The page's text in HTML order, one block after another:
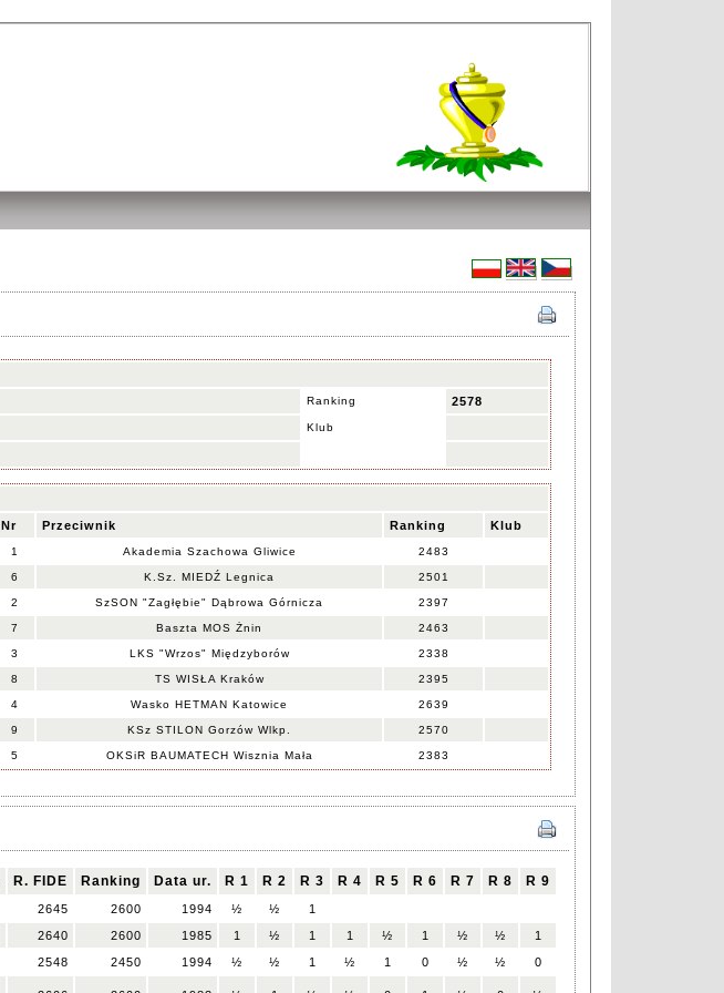
Ranking 2578
Klub
Nr Przeciwnik Ranking Klub
1 Akademia Szachowa Gliwice 2483
6 K.Sz. MIEDŹ Legnica 2501
2 SzSON "Zagłębie" Dąbrowa Górnicza 2397
7 Baszta MOS Żnin 2463
3 LKS "Wrzos" Międzyborów 2338
8 TS WISŁA Kraków 2395
4 Wasko HETMAN Katowice 2639
9 KSz STILON Gorzów Wlkp. 2570
5 OKSiR BAUMATECH Wisznia Mała 2383
R. FIDE Ranking Data ur. R 1 R 2 R 3 R 4 R 5 R 6 R 7 R 8 R 9
2645 2600 1994 ½ ½
1
2640 2600 1985 1 ½ 1 1 ½ 1 ½ ½
1
2548 2450 1994 ½ ½ 1 ½ 1 0 ½ ½ 0